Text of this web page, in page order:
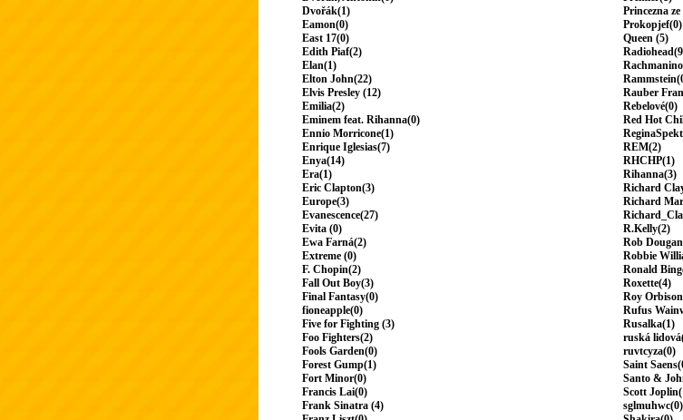
Dvořák(1)
Eamon(0)
East 17(0)
Edith Piaf(2)
Elan(1)
Elton John(22)
Elvis Presley (12)
Emilia(2)
Eminem feat. Rihanna(0)
Ennio Morricone(1)
Enrique Iglesias(7)
Enya(14)
Era(1)
Eric Clapton(3)
Europe(3)
Evanescence(27)
Evita (0)
Ewa Farná(2)
Extreme (0)
F. Chopin(2)
Fall Out Boy(3)
Final Fantasy(0)
fioneapple(0)
Five for Fighting (3)
Foo Fighters(2)
Fools Garden(0)
Forest Gump(1)
Fort Minor(0)
Francis Lai(0)
Frank Sinatra (4)
Princezna
Prokopjef(0)
Queen (5)
Rauber
Rebelové(0)
Red Hot
REM(2)
RHCHP(1)
Rihanna(3)
Richard
Richard
R.Kelly(2)
Rob
Robbie
Ronald
Roxette(4)
Roy
Rufus
Rusalka(1)
ruská
ruvtcyza(0)
Saint
Santo &
Scott
sglmuhwc(0)